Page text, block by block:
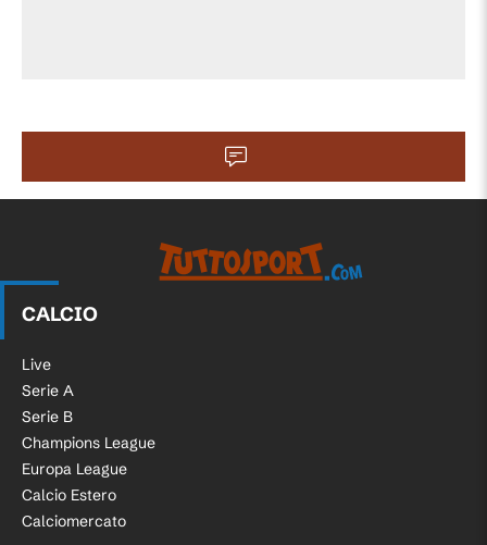
CALCIO
Live
Serie A
Serie B
Champions League
Europa League
Calcio Estero
Calciomercato